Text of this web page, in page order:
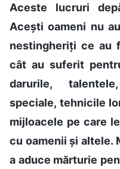
Aceste lucruri
Acești oameni nu
nestingheriți ce au
cât au suferit
darurile,
speciale, tehnicile
mijloacele pe care
cu oamenii și altele.
a aduce mărturie